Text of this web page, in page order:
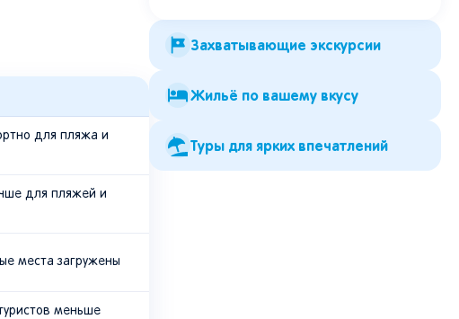
для пляжа и
для пляжей и
места загружены
меньше
Захватывающие экскурсии
Жильё по вашему вкусу
Туры для ярких впечатлений